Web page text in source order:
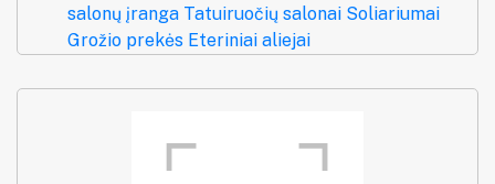
salonų įranga Tatuiruočių salonai Soliariumai
Grožio prekės Eteriniai aliejai